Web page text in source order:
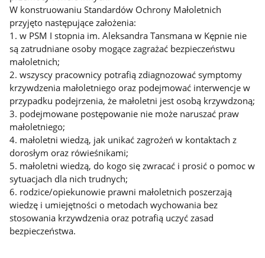
W konstruowaniu Standardów Ochrony Małoletnich
przyjęto następujące założenia:
1. w PSM I stopnia im. Aleksandra Tansmana w Kępnie nie
są zatrudniane osoby mogące zagrażać bezpieczeństwu
małoletnich;
2. wszyscy pracownicy potrafią zdiagnozować symptomy
krzywdzenia małoletniego oraz podejmować interwencje w
przypadku podejrzenia, że małoletni jest osobą krzywdzoną;
3. podejmowane postępowanie nie może naruszać praw
małoletniego;
4. małoletni wiedzą, jak unikać zagrożeń w kontaktach z
dorosłym oraz rówieśnikami;
5. małoletni wiedzą, do kogo się zwracać i prosić o pomoc w
sytuacjach dla nich trudnych;
6. rodzice/opiekunowie prawni małoletnich poszerzają
wiedzę i umiejętności o metodach wychowania bez
stosowania krzywdzenia oraz potrafią uczyć zasad
bezpieczeństwa.